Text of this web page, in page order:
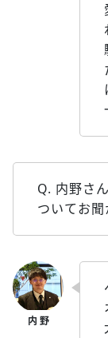
Q. 内野さ
ついてお聞